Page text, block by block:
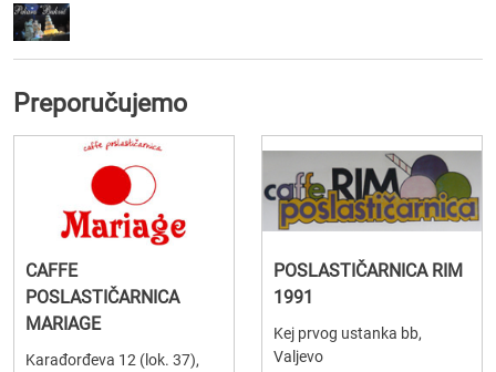
Preporučujemo
CAFFE
POSLASTIČARNICA
MARIAGE
Karađorđeva 12 (lok. 37),
POSLASTIČARNICA RIM
1991
Kej prvog ustanka bb,
Valjevo